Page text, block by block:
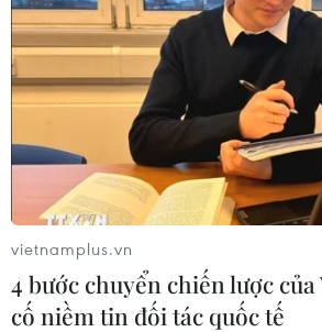
TIN LIÊN QUAN
vietnamplus.vn
4 bước chuyển chiến lược
cố niềm tin đối tác quốc tế